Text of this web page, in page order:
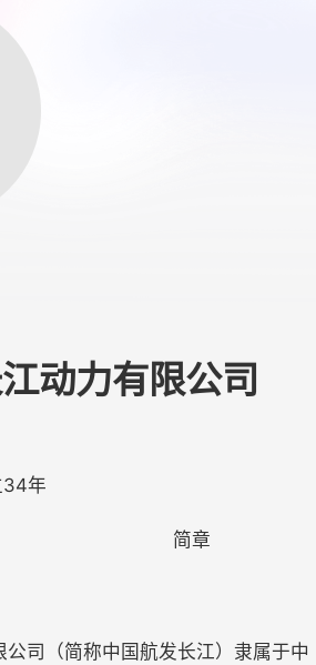
动力有限公司
34年
简章
司（简称中国航发长江）隶属于中